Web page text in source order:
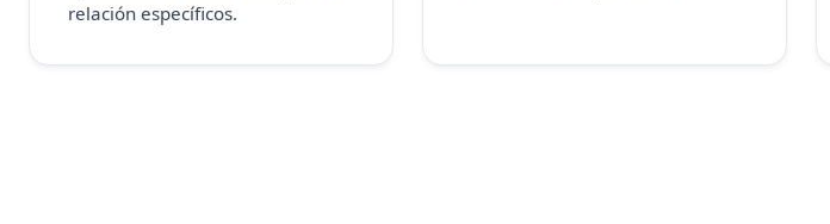
relación específicos.